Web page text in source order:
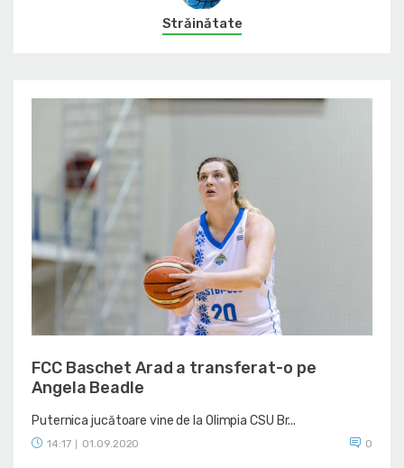
Străinătate
FCC Baschet Arad a transferat-o pe
Angela Beadle
Puternica jucătoare vine de la Olimpia CSU Br...
14:17 01.09.2020 0